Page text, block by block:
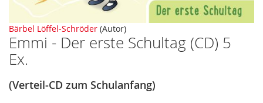
Bärbel Löffel-Schröder (Autor)
Emmi - Der erste Schultag (CD) 5
Ex.
(Verteil-CD zum Schulanfang)
Zum
Anfang
der
Bildergalerie